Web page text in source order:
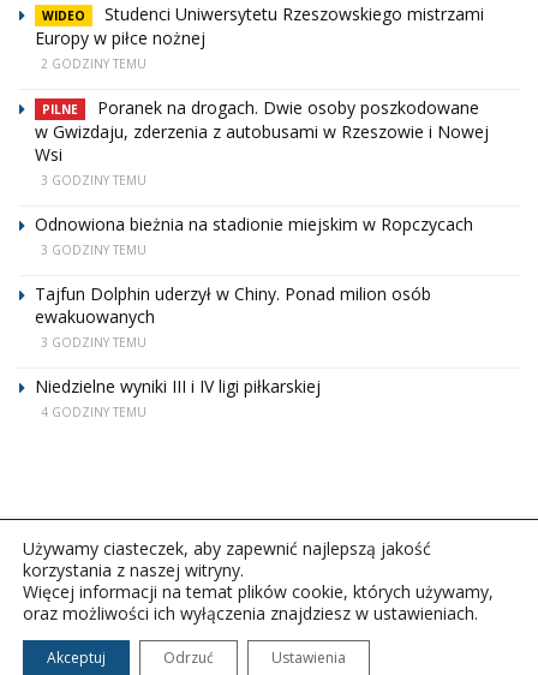
WIDEO
Studenci Uniwersytetu Rzeszowskiego mistrzami
Europy w piłce nożnej
2 GODZINY TEMU
PILNE
Poranek na drogach. Dwie osoby poszkodowane
w Gwizdaju, zderzenia z autobusami w Rzeszowie i Nowej
Wsi
3 GODZINY TEMU
Odnowiona bieżnia na stadionie miejskim w Ropczycach
3 GODZINY TEMU
Tajfun Dolphin uderzył w Chiny. Ponad milion osób
ewakuowanych
3 GODZINY TEMU
Niedzielne wyniki III i IV ligi piłkarskiej
4 GODZINY TEMU
Copyright © 2026Polskie Radio Rzeszów S.A. w likwidacj.
Wszelkie prawa zastrzeżone.
Używamy ciasteczek, aby zapewnić najlepszą jakość
korzystania z naszej witryny.
Więcej informacji na temat plików cookie, których używamy,
oraz możliwości ich wyłączenia znajdziesz w ustawieniach.
Akceptuj Odrzuć Ustawienia